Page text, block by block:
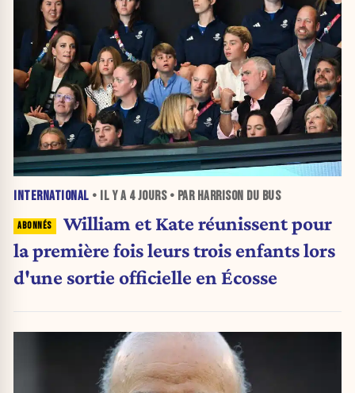
INTERNATIONAL • IL Y A 4 JOURS• PAR HARRISON DU BUS
William et Kate réunissent pour
la première fois leurs trois enfants lors
d'une sortie officielle en Écosse